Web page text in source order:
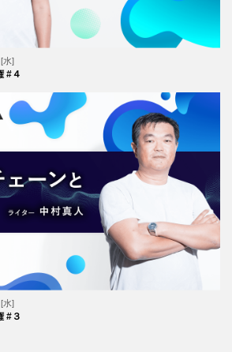
水]
#４
水]
#３